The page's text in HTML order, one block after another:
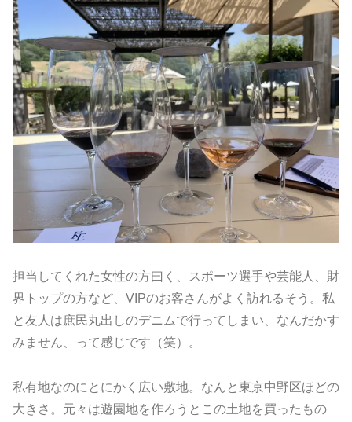
担当してくれた女性の方曰く、スポーツ選手や芸能人、財
界トップの方など、VIPのお客さんがよく訪れるそう。私
と友人は庶民丸出しのデニムで行ってしまい、なんだかす
みません、って感じです（笑）。
私有地なのにとにかく広い敷地。なんと東京中野区ほどの
大きさ。元々は遊園地を作ろうとこの土地を買ったもの